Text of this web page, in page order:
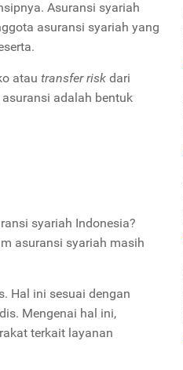
Asuransi syariah
asuransi syariah yang
atau transfer risk dari
adalah bentuk
syariah Indonesia?
asuransi syariah masih
Hal ini sesuai dengan
Mengenai hal ini,
terkait layanan